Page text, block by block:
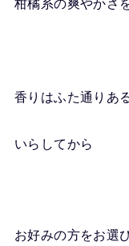
柑橘系の爽やかさ
香りはふた通りあ
いらしてから
お好みの方をお選